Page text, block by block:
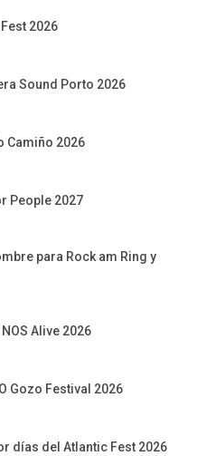
2026
Sound Porto 2026
Camiño 2026
People 2027
para Rock am Ring y
Alive 2026
Gozo Festival 2026
días del Atlantic Fest 2026